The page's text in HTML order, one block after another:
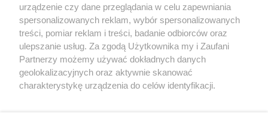
urządzenie czy dane przeglądania w celu zapewniania
spersonalizowanych reklam, wybór spersonalizowanych
treści, pomiar reklam i treści, badanie odbiorców oraz
ulepszanie usług. Za zgodą Użytkownika my i Zaufani
Partnerzy możemy używać dokładnych danych
geolokalizacyjnych oraz aktywnie skanować
charakterystykę urządzenia do celów identyfikacji.